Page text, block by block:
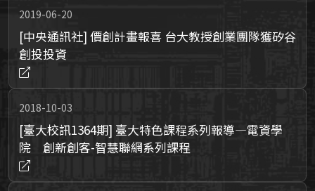
2019-06-20
[中央通訊社] 價創計畫報喜 台大教授創業團隊獲矽谷
創投投資
2018-10-03
[臺大校訊1364期] 臺大特色課程系列報導—電資學
院 創新創客-智慧聯網系列課程